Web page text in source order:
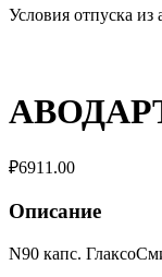
Условия отпуска из
₽6911.00
Описание
N90 капс.